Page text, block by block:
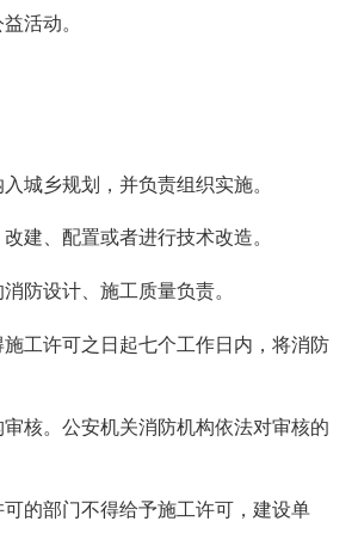
活动。
城乡规划，并负责组织实施。
建、配置或者进行技术改造。
防设计、施工质量负责。
工许可之日起七个工作日内，将消防
核。公安机关消防机构依法对审核的
的部门不得给予施工许可，建设单